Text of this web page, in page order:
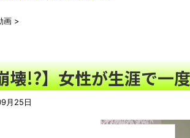
海道江別大学生殺人事件、主犯格の川口被告
ード&ギターで奏でるFF5「古代図書館」！
画像】JK「なぁこれウチの気持ちやねん、
動画】泳いでいる途中で足がつく事に気付
トだ」「自分の理想はこれだ！」NEW!
画 >
壊!?】女性が生涯で一
月25日